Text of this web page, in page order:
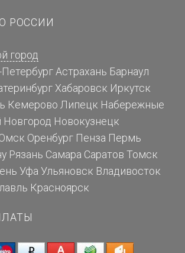
РОССИИ
город
Астрахань Барнаул
Хабаровск Иркутск
Кемерово Липецк Набережные
Новгород Новокузнецк
Оренбург Пенза Пермь
Рязань Самара Саратов Томск
Уфа Ульяновск Владивосток
Красноярск